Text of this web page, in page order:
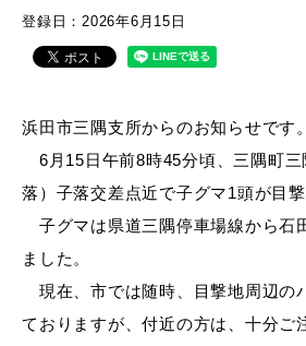
健康・福祉・子育て
産業・ビジネス
教育・文化・スポーツ
移住・定住 （はまだぐらし
登録日：2026年6月15日
浜田市三隅支所からのお知らせです。
6月15日午前8時45分頃、三隅町三
落）子落交差点近で子グマ1頭が目撃
子グマは県道三隅停車場線から石
ました。
現在、市では随時、目撃地周辺の
ておりますが、付近の方は、十分ご